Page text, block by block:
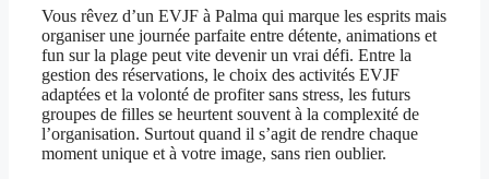
Vous rêvez d’un EVJF à Palma qui marque les esprits mais
organiser une journée parfaite entre détente, animations et
fun sur la plage peut vite devenir un vrai défi. Entre la
gestion des réservations, le choix des activités EVJF
adaptées et la volonté de profiter sans stress, les futurs
groupes de filles se heurtent souvent à la complexité de
l’organisation. Surtout quand il s’agit de rendre chaque
moment unique et à votre image, sans rien oublier.